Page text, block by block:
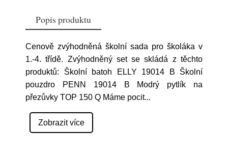
Popis produktu
Cenově zvýhodněná školní sada pro školáka v
1.-4. třídě. Zvýhodněný set se skládá z těchto
produktů: Školní batoh ELLY 19014 B Školní
pouzdro PENN 19014 B Modrý pytlík na
přezůvky TOP 150 Q Máme pocit...
Zobrazit více